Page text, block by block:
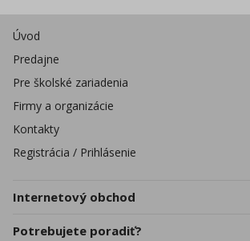
Úvod
Predajne
Pre školské zariadenia
Firmy a organizácie
Kontakty
Registrácia / Prihlásenie
Internetový obchod
Potrebujete poradiť?